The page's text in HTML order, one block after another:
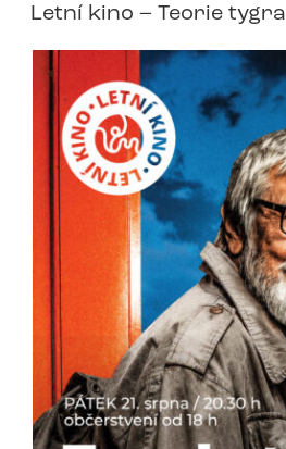
Letní kino – Teorie tygra